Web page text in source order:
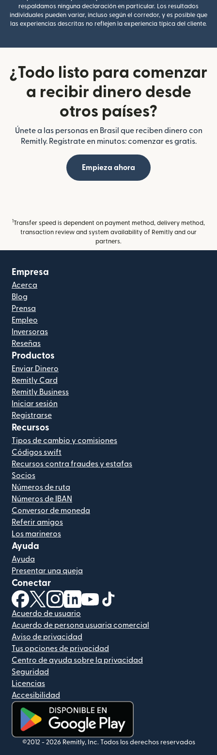
respaldamos ninguna declaración en particular. Los resultados
individuales pueden variar, incluso según el corredor, y es posible que
las experiencias descritas no reflejen la experiencia típica del cliente.
¿Todo listo para comenzar
a recibir dinero desde
otros países?
Únete a las personas en Brasil que reciben dinero con
Remitly. Regístrate en minutos: comenzar es gratis.
Empieza ahora
1
Transfer speed is dependent on payment method, delivery method,
transaction review and system availability of Remitly and our
partners.
Empresa
Acerca
Blog
Prensa
Empleo
Inversoras
Reseñas
Productos
Enviar Dinero
Remitly Card
Remitly Business
Iniciar sesión
Registrarse
Recursos
Tipos de cambio y comisiones
Códigos swift
Recursos contra fraudes y estafas
Socios
Números de ruta
Números de IBAN
Conversor de moneda
Referir amigos
Los marineros
Ayuda
Ayuda
Presentar una queja
Conectar
(se abre en una ventana nueva)
(se abre en una ventana nueva)
(se abre en una ventana nueva)
(se abre en una ventana nueva)
(se abre en una ventana nueva)
Acuerdo de usuario
Acuerdo de persona usuaria comercial
Aviso de privacidad
Tus opciones de privacidad
Centro de ayuda sobre la privacidad
Seguridad
Licencias
Accesibilidad
(se abre en una ventana nueva)
©2012 - 2026 Remitly, Inc. Todos los derechos reservados